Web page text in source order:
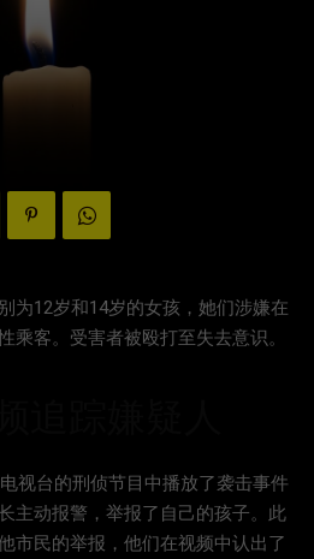
为12岁和14岁的女孩，她们涉嫌在
乘客。受害者被殴打至失去意识。
视台的刑侦节目中播放了袭击事件
主动报警，举报了自己的孩子。此
市民的举报，他们在视频中认出了